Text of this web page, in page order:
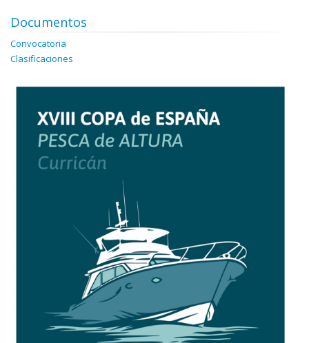
Documentos
Convocatoria
Clasificaciones